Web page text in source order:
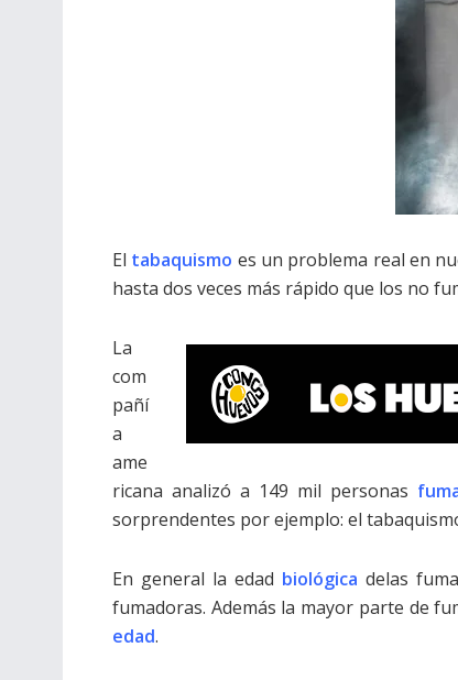
El tabaquismo es un problema real en
hasta dos veces más rápido que los no
La
com
pañí
a
ame
ricana analizó a 149 mil personas
sorprendentes por ejemplo: el
En general la edad biológica delas
fumadoras. Además la mayor parte de
edad.